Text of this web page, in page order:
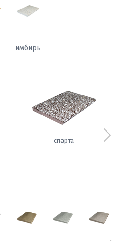
имбирь
спарта